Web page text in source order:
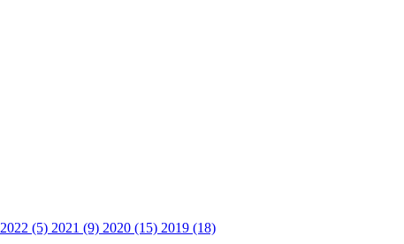
2022 (5) 2021 (9) 2020 (15) 2019 (18)